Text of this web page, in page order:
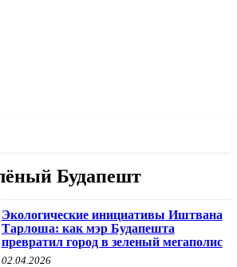
Будапешт
Экологические инициативы Иштвана
Тарлоша: как мэр Будапешта
превратил город в зеленый мегаполис
02.04.2026